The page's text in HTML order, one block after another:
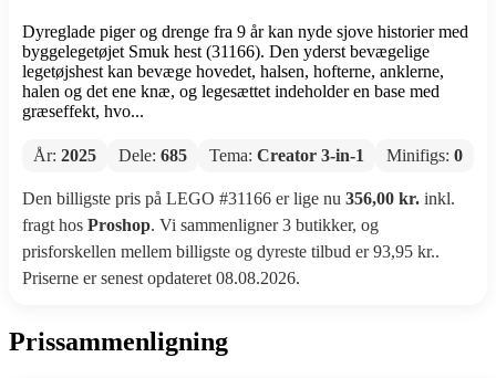
Dyreglade piger og drenge fra 9 år kan nyde sjove historier med
byggelegetøjet Smuk hest (31166). Den yderst bevægelige
legetøjshest kan bevæge hovedet, halsen, hofterne, anklerne,
halen og det ene knæ, og legesættet indeholder en base med
græseffekt, hvo...
År: 2025 Dele: 685 Tema: Creator 3-in-1 Minifigs: 0
Den billigste pris på LEGO #31166 er lige nu 356,00 kr. inkl.
fragt hos Proshop. Vi sammenligner 3 butikker, og
prisforskellen mellem billigste og dyreste tilbud er 93,95 kr..
Priserne er senest opdateret 08.08.2026.
Prissammenligning